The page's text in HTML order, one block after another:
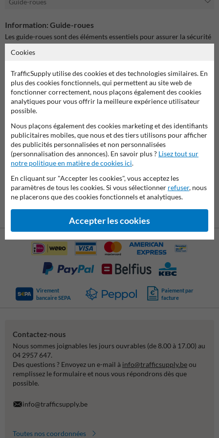
Information: Guide-roues
Les guide-roues sont des éléments essentiels pour assurer la sécurité
et l'organisation des parkings et des aménagements routiers. Ils
permettent de délimiter les espaces de stationnement, de guider les
est conçue pour offrir une robustesse et une durabilité optimales,
répondant ainsi aux besoins des gestionnaires de parkings et des
collectivités.
Fabriqués à partir de matériaux de haute qualité, nos guide-roues
durée de vie. Ils sont faciles à installer et à entretenir, ce qui en fait
une solution pratique et économique pour améliorer la sécurité et
l'efficacité des parkings.
Que vous ayez besoin de guide-roues pour un parking public, privé ou
pour des aménagements routiers spécifiques, notre sélection
répondra à vos exigences. Explorez notre catalogue et trouvez le
guide-roues adapté à vos besoins.
Virement
bancaire SEPA
Paiement par
facture
Contactez-nous
Nous sommes joignables les jours ouvrables (de 8.00 à 17.00) au
04 2957 647.
Des questions ? Envoyez un e-mail à info@trafficsupply.beou
remplissez le formulaire et nous vous répondrons dès que
possible.
info@trafficsupply.be
Toutes nos coordonnées
Cookies
TrafficSupply utilise des cookies et des technologies similaires. En
plus des cookies fonctionnels, qui permettent au site web de
fonctionner correctement, nous plaçons également des cookies
analytiques pour vous offrir la meilleure expérience utilisateur
possible.
Nous plaçons également des cookies marketing et des identifiants
publicitaires mobiles, que nous et des tiers utilisons pour afficher
des publicités personnalisées et non personnalisées
(personnalisation des annonces). En savoir plus ? Lisez tout sur
notre politique en matière de cookies ici.
En cliquant sur "Accepter les cookies", vous acceptez les
paramètres de tous les cookies. Si vous sélectionner refuser, nous
ne placerons que des cookies fonctionnels et analytiques.
Accepter les cookies